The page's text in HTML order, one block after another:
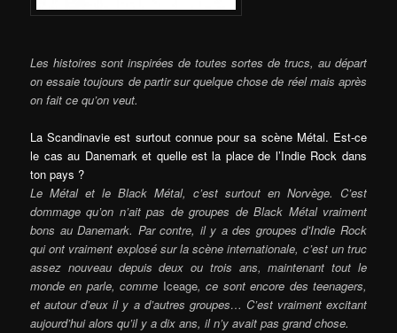
Les histoires sont inspirées de toutes sortes de trucs, au départ
on essaie toujours de partir sur quelque chose de réel mais après
on fait ce qu’on veut.
La Scandinavie est surtout connue pour sa scène Métal. Est-ce
le cas au Danemark et quelle est la place de l’Indie Rock dans
ton pays ?
Le Métal et le Black Métal, c’est surtout en Norvège. C’est
dommage qu’on n’ait pas de groupes de Black Métal vraiment
bons au Danemark. Par contre, il y a des groupes d’Indie Rock
qui ont vraiment explosé sur la scène internationale, c’est un truc
assez nouveau depuis deux ou trois ans, maintenant tout le
monde en parle, comme Iceage, ce sont encore des teenagers,
et autour d’eux il y a d’autres groupes… C’est vraiment excitant
aujourd’hui alors qu’il y a dix ans, il n’y avait pas grand chose.